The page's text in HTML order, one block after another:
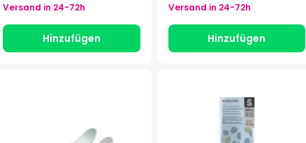
Versand in 24-72h
Hinzufügen
Versand in 24-72h
Hinzufügen